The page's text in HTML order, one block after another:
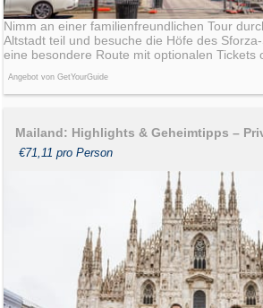
Nimm an einer familienfreundlichen Tour
Altstadt teil und besuche die Höfe des
eine besondere Route mit optionalen Tickets
Angebot von GetYourGuide
Mailand: Highlights & Geheimtipps –
€71,11 pro Person